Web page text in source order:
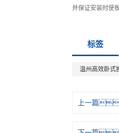
并保证安装时
标签
温州高效卧式
上一篇